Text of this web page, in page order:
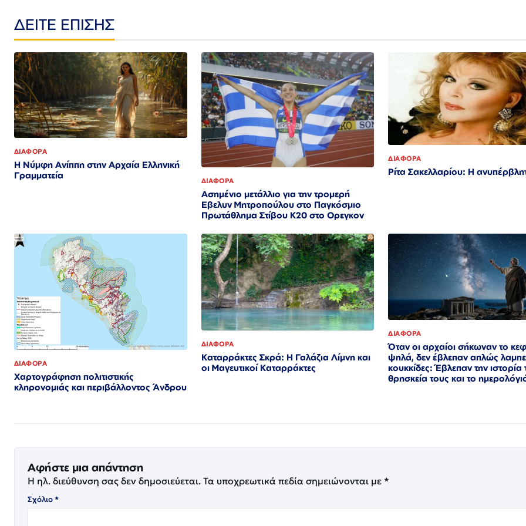
ΔΕΙΤΕ ΕΠΙΣΗΣ
ΔΙΑΦΟΡΑ
Η Νύμφη Ανίππη στην Αρχαία Ελληνική
Γραμματεία
ΔΙΑΦΟΡΑ
Ασημένιο μετάλλιο για την τρομερή
Εβελυν Μητροπούλου στο Παγκόσμιο
Πρωτάθλημα Στίβου Κ20 στο Ορεγκον
ΔΙΑΦΟΡΑ
Ρίτα Σακελλαρίου: Η
ΔΙΑΦΟΡΑ
Χαρτογράφηση πολιτιστικής
κληρονομιάς και περιβάλλοντος Άνδρου
ΔΙΑΦΟΡΑ
Καταρράκτες Σκρά: Η Γαλάζια Λίμνη και
οι Μαγευτικοί Καταρράκτες
ΔΙΑΦΟΡΑ
Όταν οι αρχαίοι σήκωναν το
ψηλά, δεν έβλεπαν απλώς
κουκκίδες: Έβλεπαν την ιστορία
θρησκεία τους και το
Αφήστε μια απάντηση
Η ηλ. διεύθυνση σας δεν δημοσιεύεται. Τα υποχρεωτικά πεδία σημειώνονται με *
Σχόλιο*